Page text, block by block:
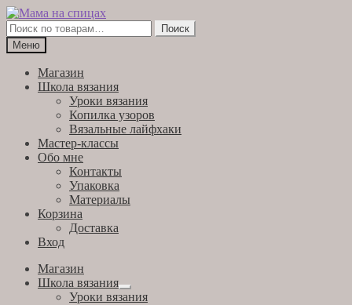
Перейти
к
навигации
Перейти
к
содержимому
Искать:
Поиск
Меню
Магазин
Школа вязания
Уроки вязания
Копилка узоров
Вязальные лайфхаки
Мастер-классы
Обо мне
Контакты
Упаковка
Материалы
Корзина
Доставка
Вход
Магазин
Школа вязания
Развернутое
Уроки вязания